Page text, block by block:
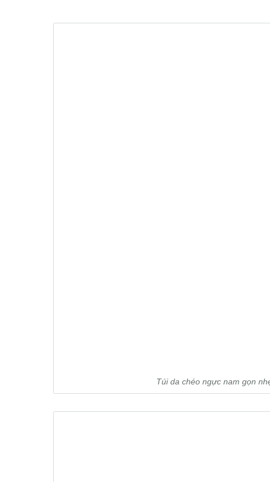
Túi da chéo ngực nam gọn